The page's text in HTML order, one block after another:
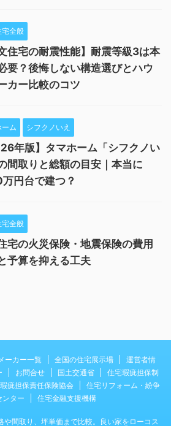
宅全般
文住宅の耐震性能】耐震等級3は本
要？後悔しない構造選びとハウ
カー比較のコツ
ーム シフクノいえ
年版】タマホーム「シフクノい
間取りと総額の目安｜本当に
円台で建つ？
宅全般
宅の火災保険・地震保険の費用
予算を抑える工夫
ーカー一覧 全国の住宅展示場
運営者情
お問合せ 国土交通省
住宅瑕疵担保制
疵担保責任保険協会
住宅リフォーム・紛争
ンター
住宅金融支援機構
や間取り、坪単価まで比較。良い家をローコス